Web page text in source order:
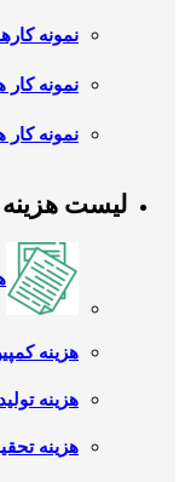
نمونه
نمونه
نمونه کار
لیست
هزینه
هزینه
هزینه